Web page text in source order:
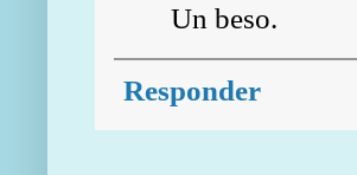
Un beso.
Responder